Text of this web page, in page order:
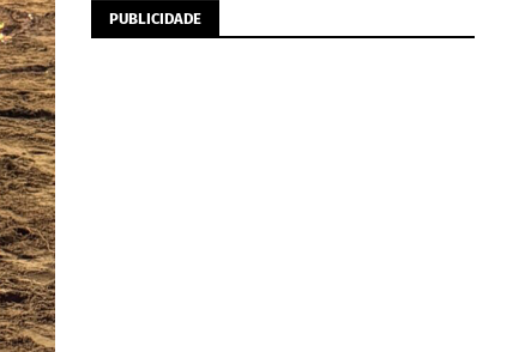
PUBLICIDADE